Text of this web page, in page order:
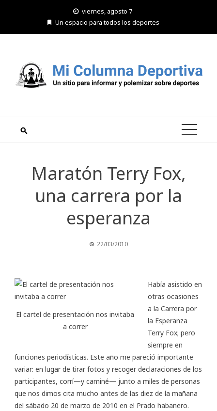
viernes, agosto 7
Un espacio para todos los deportes
Maratón Terry Fox,
una carrera por la
esperanza
22/03/2010
El cartel de presentación nos invitaba
a correr
Había asistido en
otras ocasiones
a la Carrera por
la Esperanza
Terry Fox; pero
siempre en
funciones periodísticas. Este año me pareció importante
variar: en lugar de tirar fotos y recoger declaraciones de los
participantes, corrí—y caminé— junto a miles de personas
que nos dimos cita mucho antes de las diez de la mañana
del sábado 20 de marzo de 2010 en el Prado habanero.